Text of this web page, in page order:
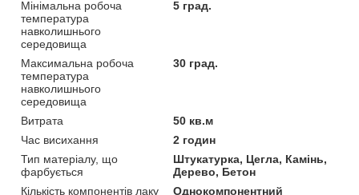
Мінімальна робоча
температура
навколишнього
середовища
5 град.
Максимальна робоча
температура
навколишнього
середовища
30 град.
Витрата
50 кв.м
Час висихання
2 годин
Тип матеріалу, що
фарбується
Штукатурка, Цегла, Камінь,
Дерево, Бетон
Кількість компонентів лаку
Однокомпонентний